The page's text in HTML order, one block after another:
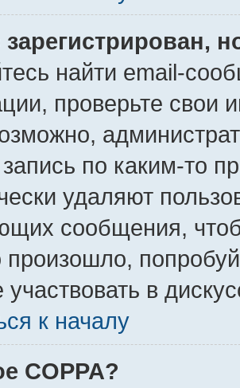
найти email-
проверьте свои
по каким-то
удаляют
сообщения,
произошло,
участвовать в
к началу
COPPA?